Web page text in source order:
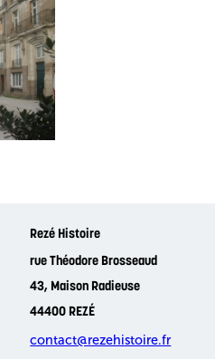
Rezé Histoire
rue Théodore Brosseaud
43, Maison Radieuse
44400 REZÉ
contact@rezehistoire.fr